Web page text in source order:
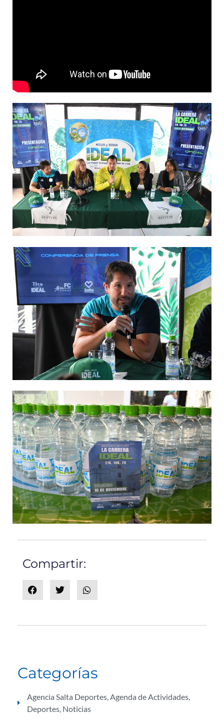
Compartir:
Categorías
Agencia Salta Deportes Agenda de Actividades
Deportes Noticias